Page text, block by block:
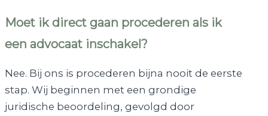
Moet ik direct gaan procederen als ik
een advocaat inschakel?
Nee. Bij ons is procederen bijna nooit de eerste
stap. Wij beginnen met een grondige
juridische beoordeling, gevolgd door